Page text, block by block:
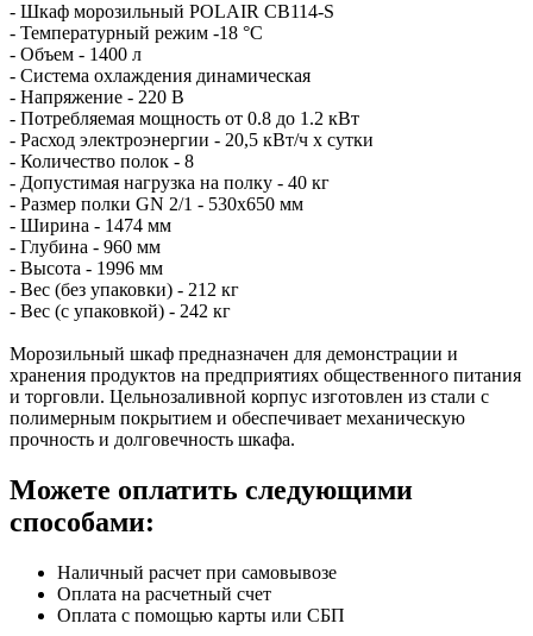
- Шкаф морозильный POLAIR CB114-S
- Температурный режим -18 °C
- Объем - 1400 л
- Система охлаждения динамическая
- Напряжение - 220 В
- Потребляемая мощность от 0.8 до 1.2 кВт
- Расход электроэнергии - 20,5 кВт/ч х сутки
- Количество полок - 8
- Допустимая нагрузка на полку - 40 кг
- Размер полки GN 2/1 - 530x650 мм
- Ширина - 1474 мм
- Глубина - 960 мм
- Высота - 1996 мм
- Вес (без упаковки) - 212 кг
- Вес (с упаковкой) - 242 кг
Морозильный шкаф предназначен для демонстрации и
хранения продуктов на предприятиях общественного питания
и торговли. Цельнозаливной корпус изготовлен из стали с
полимерным покрытием и обеспечивает механическую
прочность и долговечность шкафа.
Можете оплатить следующими
способами:
Наличный расчет при самовывозе
Оплата на расчетный счет
Оплата с помощью карты или СБП